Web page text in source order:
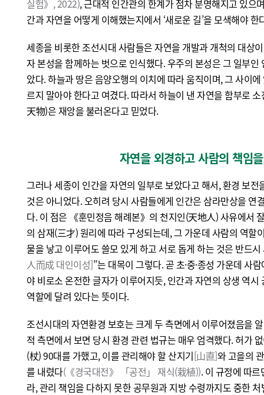
실험》, 2022), 근대적 인간관의 한계가 점차 분명해지고 있으
간과 자연을 어떻게 이해했는지에서 ‘새로운 길’을 모색해야 한
세종을 비롯한 조선시대 사람들은 자연을 개발과 개척의 대상
자 본성을 함께하는 벗으로 인식했다. 우주의 본성은 그 일부인
았다. 하늘과 땅은 음양오행의 이치에 따라 움직이며, 그 사이
르지 말아야 한다고 여겼다. 따라서 하늘이 낸 자연을 함부로
天物)은 재앙을 불러온다고 믿었다.
자연을 외경하고 사람의 책임
그러나 세종이 인간을 자연의 일부로 보았다고 해서, 환경 보
것은 아니었다. 오히려 당시 사람들에게 인간은 삼라만상을 연
다. 이 점은 《훈민정음 해례본》의 천지인(天地人) 사유에서
의 삼재(三才) 원리에 따라 구성되는데, 그 가운데 사람의 역할
물을 낳고 이루어도 쓸모 있게 하고 서로 돕게 하는 것은 반드
人而成 대인이성]”는 대목이 그렇다. 곧 초·중·종성 가운데 사
야 비로소 온전한 글자가 이루어지듯, 인간과 자연의 상생 역
역할에 달려 있다는 뜻이다.
조선시대의 자연환경 보호는 크게 두 측면에서 이루어졌음을
적 측면에서 보면 당시 환경 관련 법규는 매우 엄격했다. 허가
(杖) 90대를 가했고, 이를 관리해야 할 산지기[山直]와 고을의
를 내렸다(《경국대전》 「공전」 재식(栽植)). 이 규정에 따
라, 관리 책임을 다하지 못한 공무원과 지방 수령까지도 중한